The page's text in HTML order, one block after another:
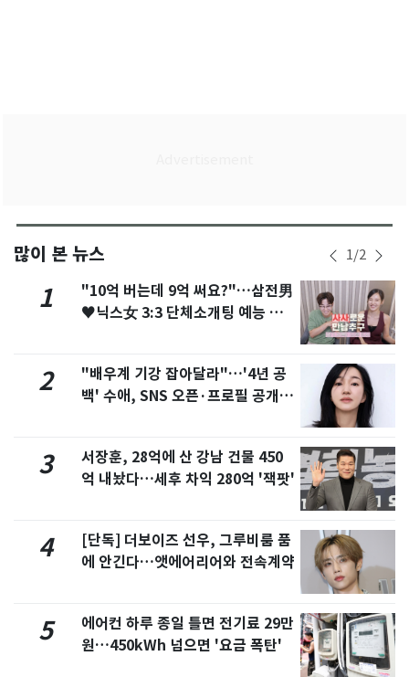
많이 본 뉴스 1/2
1
"10억 버는데 9억 써요?"…삼전男
♥닉스女 3:3 단체소개팅 예능 화
2
"배우계 기강 잡아달라"…'4년 공
백' 수애, SNS 오픈·프로필 공개
3
서장훈, 28억에 산 강남 건물 450
억 내놨다…세후 차익 280억 '잭팟'
4
[단독] 더보이즈 선우, 그루비룸 품
에 안긴다…앳에어리어와 전속계약
5
에어컨 하루 종일 틀면 전기료 29만
원…450kWh 넘으면 '요금 폭탄'